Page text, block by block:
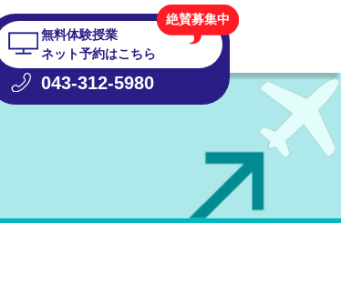
絶賛募集中
無料体験授業
ネット予約はこちら
043-312-5980